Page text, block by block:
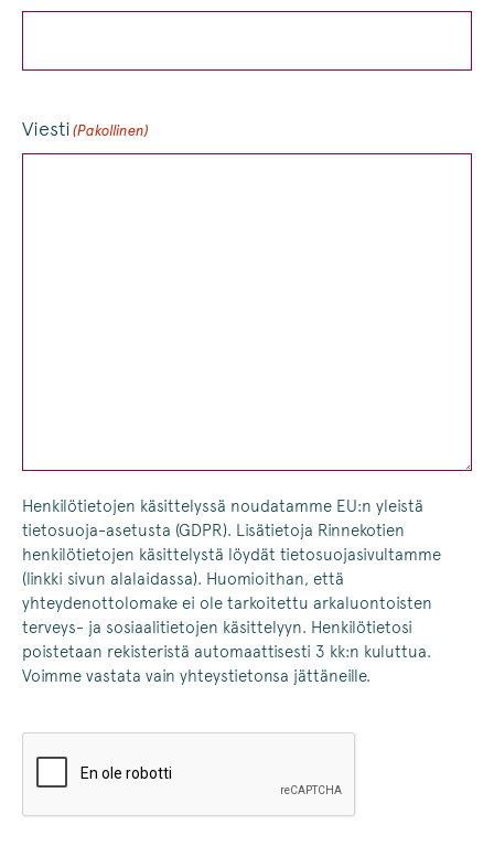
Viesti (Pakollinen)
Henkilötietojen käsittelyssä noudatamme EU:n yleistä
tietosuoja-asetusta (GDPR). Lisätietoja Rinnekotien
henkilötietojen käsittelystä löydät tietosuojasivultamme
(linkki sivun alalaidassa). Huomioithan, että
yhteydenottolomake ei ole tarkoitettu arkaluontoisten
terveys- ja sosiaalitietojen käsittelyyn. Henkilötietosi
poistetaan rekisteristä automaattisesti 3 kk:n kuluttua.
Voimme vastata vain yhteystietonsa jättäneille.